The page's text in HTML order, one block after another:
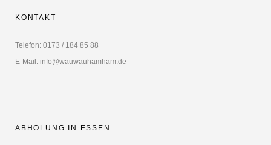
KONTAKT
Telefon: 0173 / 184 85 88
E-Mail: info@wauwauhamham.de
ABHOLUNG IN ESSEN